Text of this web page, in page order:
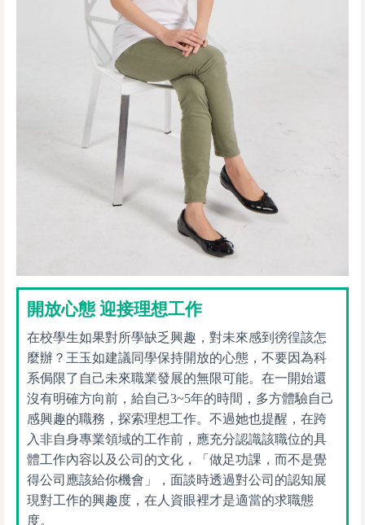
開放心態 迎接理想工作
在校學生如果對所學缺乏興趣，對未來感到徬徨該怎
麼辦？王玉如建議同學保持開放的心態，不要因為科
系侷限了自己未來職業發展的無限可能。在一開始還
沒有明確方向前，給自己3~5年的時間，多方體驗自己
感興趣的職務，探索理想工作。不過她也提醒，在跨
入非自身專業領域的工作前，應充分認識該職位的具
體工作內容以及公司的文化，「做足功課，而不是覺
得公司應該給你機會」，面談時透過對公司的認知展
現對工作的興趣度，在人資眼裡才是適當的求職態
度。